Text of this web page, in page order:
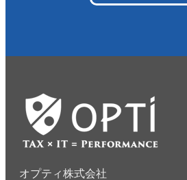
オプティ株式会社